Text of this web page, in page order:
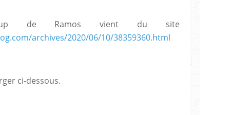
de Ramos vient du site
archives/2020/06/10/38359360.html
ci-dessous.